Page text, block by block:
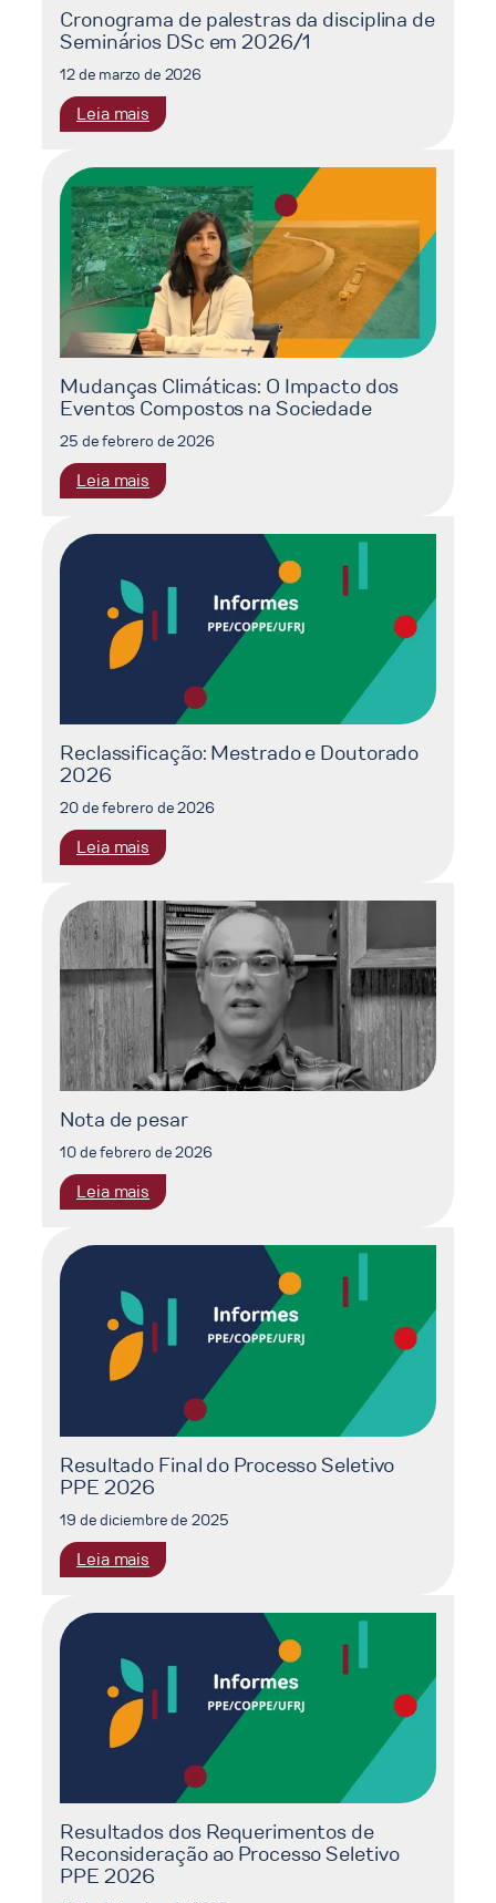
Cronograma de palestras da disciplina de
Seminários DSc em 2026/1
12 de marzo de 2026
Leia mais
Cronograma
palestras
da
disciplina
de
Seminários
DSc
em
2026/1
Mudanças Climáticas: O Impacto dos
Eventos Compostos na Sociedade
25 de febrero de 2026
Leia mais
Mudanças
Climáticas:
Eventos
Compostos
Sociedade
Reclassificação: Mestrado e Doutorado
2026
20 de febrero de 2026
Leia mais
Reclassificação:
Mestrado
Doutorado
2026
Nota de pesar
10 de febrero de 2026
Leia mais
Nota
de
Resultado Final do Processo Seletivo
PPE 2026
19 de diciembre de 2025
Leia mais
Resultado
Seletivo
2026
Resultados dos Requerimentos de
Reconsideração ao Processo Seletivo
PPE 2026